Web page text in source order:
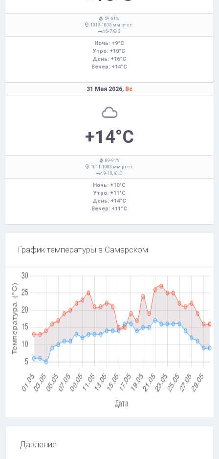
: 59-61%
: 1013-1005 мм рт.ст.
: 6-7,
З
Ночь: +9°C
Утро: +10°C
День: +16°C
Вечер: +14°C
31 Мая 2026, Вс
+14°C
: 89-91%
: 1011-1003 мм рт.ст.
: 9-10,
Ю
Ночь: +10°C
Утро: +11°C
День: +14°C
Вечер: +11°C
График температуры в Самарском
Давление